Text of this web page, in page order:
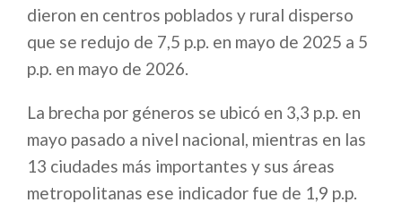
dieron en centros poblados y rural disperso
que se redujo de 7,5 p.p. en mayo de 2025 a 5
p.p. en mayo de 2026.
La brecha por géneros se ubicó en 3,3 p.p. en
mayo pasado a nivel nacional, mientras en las
13 ciudades más importantes y sus áreas
metropolitanas ese indicador fue de 1,9 p.p.